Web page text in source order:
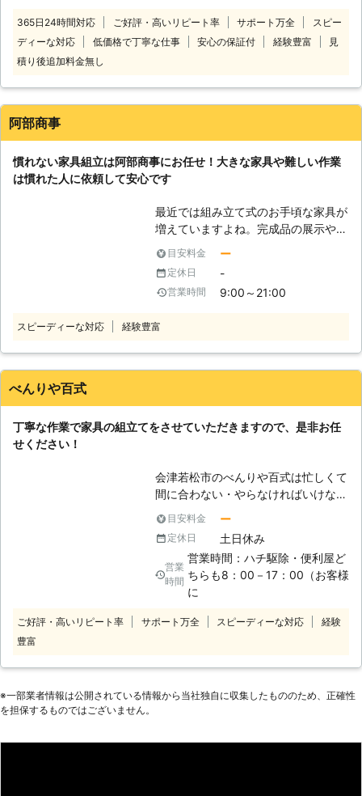
話ください。 コールセンターのスタ
ッフがお客様のお悩みをお聞きしま
ほしい」 「説明書を見ても家具の組
り、お悩みのお客様はぜひ家具移動組
立110番をご利用ください。 大きくて
移動が大変だった家具も、組立が難し
豊富なベテランが迅速に解決します。
家具移動組立110番では、家具の組立
作業や移動作業にお困りのお客様に喜
365日24時間対応 ご好評・高いリピート率 サポート万全
スピー
ディーな対応
低価格で丁寧な仕事 安心の保証付 経験豊富
見
積り後追加料金無し
阿部商事
慣れない家具組立は阿部商事にお任せ！大きな家具や難しい作業
は慣れた人に依頼して安心です
最近では組み立て式のお手頃な家具が
増えていますよね。完成品の展示や写
真を見て「これにしよう！」と決めて
もいざ家に届くと「組み立てが大
変……」という事態があるかと思いま
す。特に大型家具となれば、一人暮ら
「ベッドを組み立てたいけど、重すぎ
い。当店は福島県のみなさまのお困り
は、まずはご相談くださいませ。
●「自分じゃ組み立てられない！」と
いうときは当店へ！ 大きな家具や複
雑な構造の家具は「自分で組み立てる
自信がない」という方も多いのではな
いでしょうか。ほかにも忙しかった
り、組み立てるのが面倒だったりして
「家具を購入したはいいものの、まだ
使ってない……」というときには、当
無理やり組み立てようとしても床や壁
損してしまったりすることがありま
目安料金 ー
定休日 -
営業時間 9:00～21:00
スピーディーな対応 経験豊富
べんりや百式
丁寧な作業で家具の組立てをさせていただきますので、是非お任
せください！
会津若松市のべんりや百式は忙しくて
間に合わない・やらなければいけない
のだけれど等のちょっとした手伝って
欲しい事をサポートしている街の便利
屋です。便利屋事業は創業10周年を
迎えこれからも地域に根差したサービ
スを展開して参ります。 最近の家具
は組み立てて作る物が多く、組み立て
作業に苦労されている方もいらっしゃ
るのではないでしょうか？弊社では難
ッフは豊富な経験と実績がございます
目安料金 ー
定休日 土日休み
営業
時間
営業時間：ハチ駆除・便利屋ど
ちらも8：00－17：00（お客様
に
ご好評・高いリピート率 サポート万全 スピーディーな対応
経験
豊富
※⼀部業者情報は公開されている情報から当社独⾃に収集したもののため、正確性
を担保するものではございません。